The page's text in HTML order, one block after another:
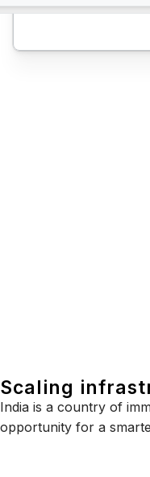
Scaling
India is a country of
opportunity for a